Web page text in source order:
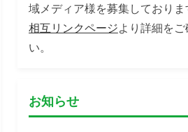
域メディア様を募集しており
相互リンクページより詳細を
い。
お知らせ